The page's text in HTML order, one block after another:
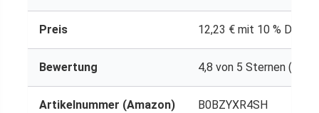
Preis 12,23 € mit 10 %
Bewertung 4,8 von 5 Sternen
Artikelnummer (Amazon) B0BZYXR4SH